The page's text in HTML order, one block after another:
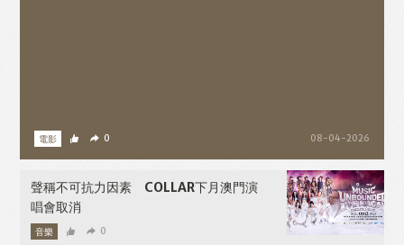
電影 08-04-2026
0
聲稱不可抗力因素 COLLAR下月澳門演
唱會取消
音樂 08-03-2026
0